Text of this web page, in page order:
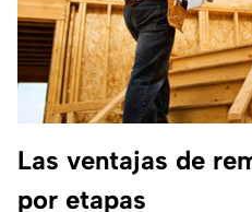
Las ventajas de
por etapas